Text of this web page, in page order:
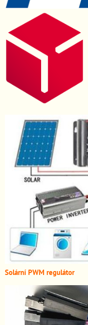
Solární PWM regulátor